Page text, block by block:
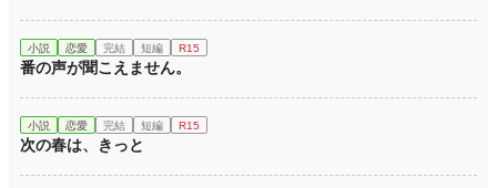
小説 恋愛 完結 短編 R15
番の声が聞こえません。
小説 恋愛 完結 短編 R15
次の春は、きっと